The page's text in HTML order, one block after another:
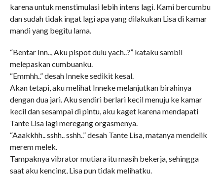
karena untuk menstimulasi lebih intens lagi. Kami bercumbu
dan sudah tidak ingat lagi apa yang dilakukan Lisa di kamar
mandi yang begitu lama.
“Bentar Inn.., Aku pispot dulu yach..?” kataku sambil
melepaskan cumbuanku.
“Emmhh..” desah Inneke sedikit kesal.
Akan tetapi, aku melihat Inneke melanjutkan birahinya
dengan dua jari. Aku sendiri berlari kecil menuju ke kamar
kecil dan sesampai di pintu, aku kaget karena mendapati
Tante Lisa lagi meregang orgasmenya.
“Aaakkhh.. sshh.. sshh..” desah Tante Lisa, matanya mendelik
merem melek.
Tampaknya vibrator mutiara itu masih bekerja, sehingga
saat aku kencing, Lisa pun tidak melihatku.